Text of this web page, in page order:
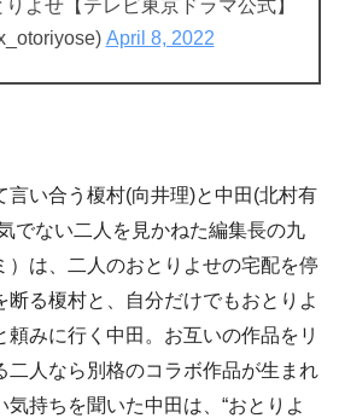
よせ【テレビ東京ドラマ公式】
April 8, 2022
言い合う榎村(向井理)と中田(北村有
でない二人を見かねた編集長の九
）は、二人のおとりよせの宅配を停
断る榎村と、自分だけでもおとりよ
頼みに行く中田。お互いの作品をリ
二人なら別格のコラボ作品が生まれ
気持ちを聞いた中田は、“おとりよ